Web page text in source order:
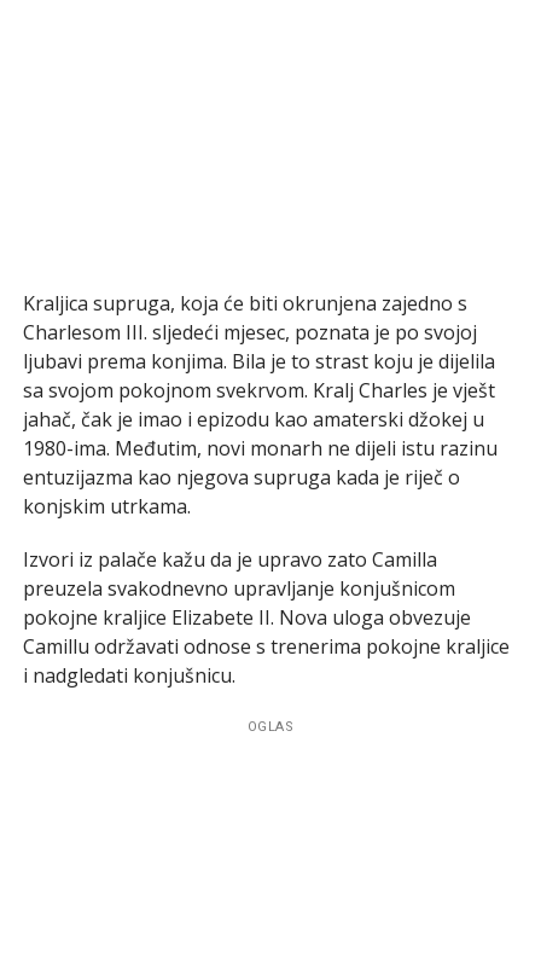
Kraljica supruga, koja će biti okrunjena zajedno s
Charlesom III. sljedeći mjesec, poznata je po svojoj
ljubavi prema konjima. Bila je to strast koju je dijelila
sa svojom pokojnom svekrvom. Kralj Charles je vješt
jahač, čak je imao i epizodu kao amaterski džokej u
1980-ima. Međutim, novi monarh ne dijeli istu razinu
entuzijazma kao njegova supruga kada je riječ o
konjskim utrkama.
Izvori iz palače kažu da je upravo zato Camilla
preuzela svakodnevno upravljanje konjušnicom
pokojne kraljice Elizabete II. Nova uloga obvezuje
Camillu održavati odnose s trenerima pokojne kraljice
i nadgledati konjušnicu.
OGLAS